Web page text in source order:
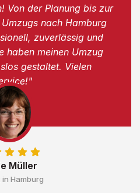
Müller
in Hamburg
Von der Planung bis zur
nach Hamburg
zuverlässig und
haben meinen Umzug
gestaltet. Vielen